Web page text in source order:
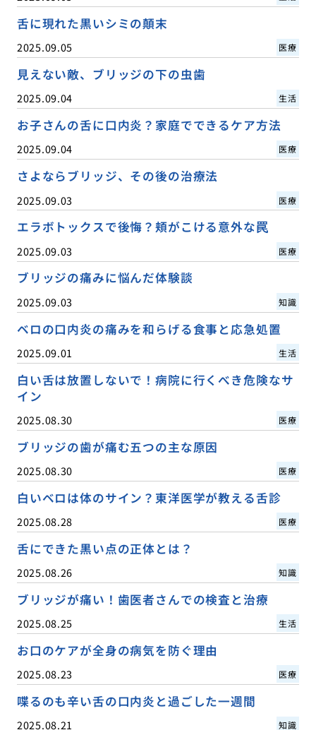
舌に現れた黒いシミの顛末
2025.09.05 医療
見えない敵、ブリッジの下の虫歯
2025.09.04 生活
お子さんの舌に口内炎？家庭でできるケア方法
2025.09.04 医療
さよならブリッジ、その後の治療法
2025.09.03 医療
エラボトックスで後悔？頬がこける意外な罠
2025.09.03 医療
ブリッジの痛みに悩んだ体験談
2025.09.03 知識
ベロの口内炎の痛みを和らげる食事と応急処置
2025.09.01 生活
白い舌は放置しないで！病院に行くべき危険なサ
イン
2025.08.30 医療
ブリッジの歯が痛む五つの主な原因
2025.08.30 医療
白いベロは体のサイン？東洋医学が教える舌診
2025.08.28 医療
舌にできた黒い点の正体とは？
2025.08.26 知識
ブリッジが痛い！歯医者さんでの検査と治療
2025.08.25 生活
お口のケアが全身の病気を防ぐ理由
2025.08.23 医療
喋るのも辛い舌の口内炎と過ごした一週間
2025.08.21 知識